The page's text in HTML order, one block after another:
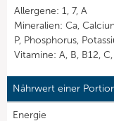
Allergene: 1, 7, A
Mineralien: Ca,
P, Phosphorus,
Vitamine: A, B, B12,
Nährwert einer
Energie